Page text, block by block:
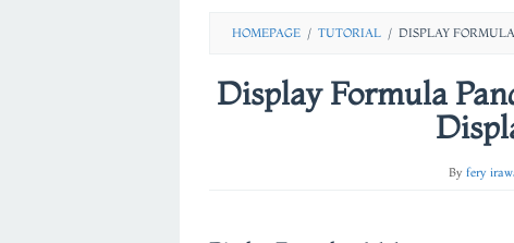
HOMEPAGE / TUTORIAL / DISPLAY
Display Formula
By fery